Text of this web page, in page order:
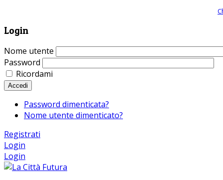
Login
Nome utente
Password
Ricordami
Accedi
Password dimenticata?
Nome utente dimenticato?
Registrati
Login
Login